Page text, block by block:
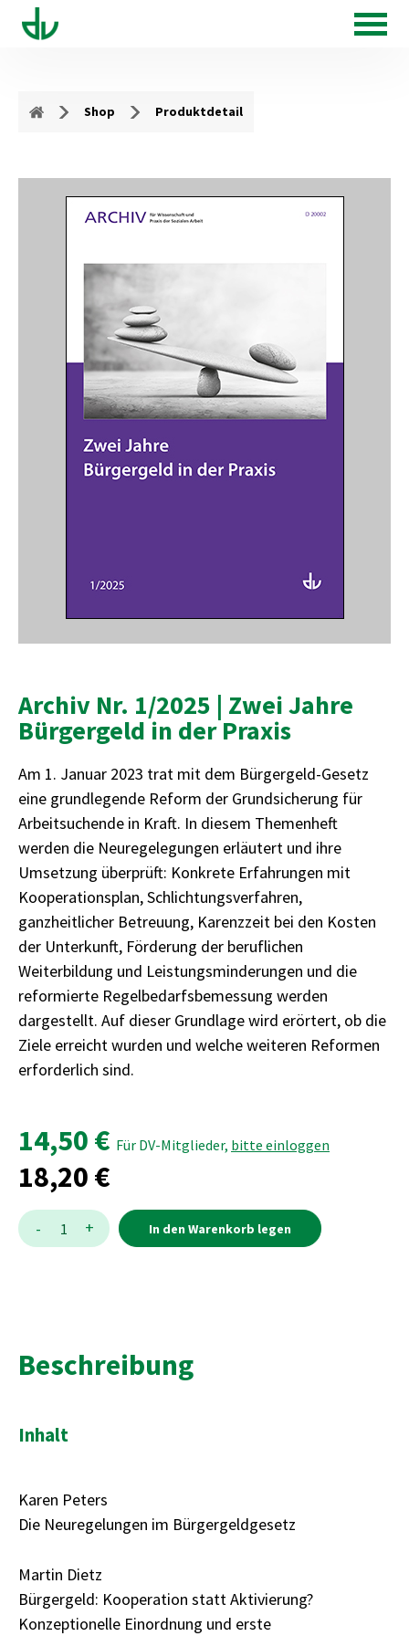
Shop Produktdetail
Archiv Nr. 1/2025 | Zwei Jahre
Bürgergeld in der Praxis
Am 1. Januar 2023 trat mit dem Bürgergeld-Gesetz
eine grundlegende Reform der Grundsicherung für
Arbeitsuchende in Kraft. In diesem Themenheft
werden die Neuregelegungen erläutert und ihre
Umsetzung überprüft: Konkrete Erfahrungen mit
Kooperationsplan, Schlichtungsverfahren,
ganzheitlicher Betreuung, Karenzzeit bei den Kosten
der Unterkunft, Förderung der beruflichen
Weiterbildung und Leistungsminderungen und die
reformierte Regelbedarfsbemessung werden
dargestellt. Auf dieser Grundlage wird erörtert, ob die
Ziele erreicht wurden und welche weiteren Reformen
erforderlich sind.
14,50 € Für DV-Mitglieder, bitte einloggen
18,20 €
Menge
- 1 + In den Warenkorb legen
Beschreibung
Inhalt
Karen Peters
Die Neuregelungen im Bürgergeldgesetz
Martin Dietz
Bürgergeld: Kooperation statt Aktivierung?
Konzeptionelle Einordnung und erste